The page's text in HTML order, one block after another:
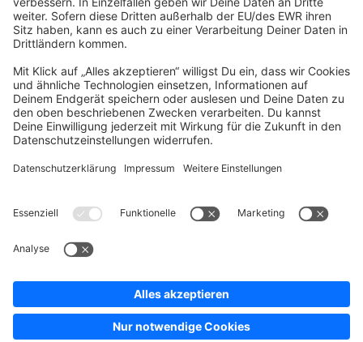
Company
Press
Jobs
Newsletter
Store
Shopware 6 Handbook by
Splendid (German)
Shopware 6 - Product Feedback &
Terms & Conditions Privacy Legal notice Sitemap Cookie settings